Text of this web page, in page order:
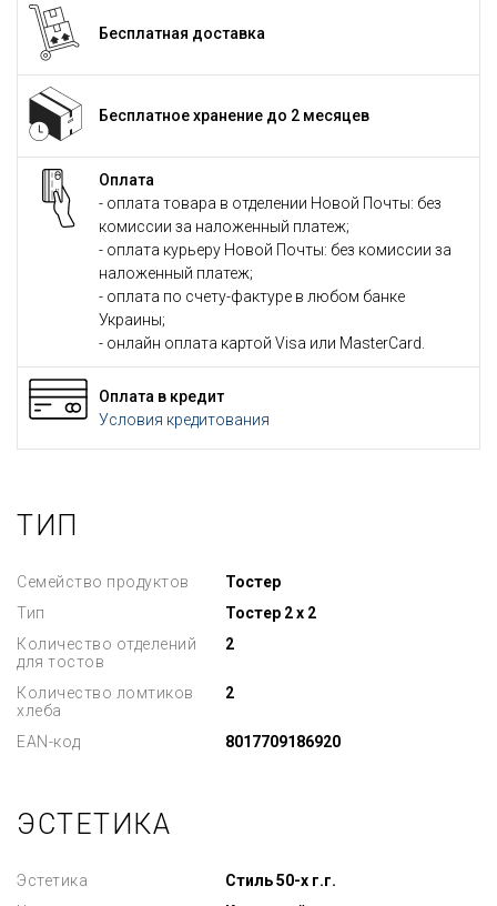
Бесплатная доставка
Бесплатное хранение до 2 месяцев
Оплата
- оплата товара в отделении Новой Почты: без
комиссии за наложенный платеж;
- оплата курьеру Новой Почты: без комиссии за
наложенный платеж;
- оплата по счету-фактуре в любом банке
Украины;
- онлайн оплата картой Visa или MasterCard.
Оплата в кредит
Условия кредитования
ТИП
Семейство продуктов
Тостер
Тип
Тостер 2 х 2
Количество отделений
для тостов
2
Количество ломтиков
хлеба
2
EAN-код 8017709186920
ЭСТЕТИКА
Эстетика
Стиль 50-х г.г.